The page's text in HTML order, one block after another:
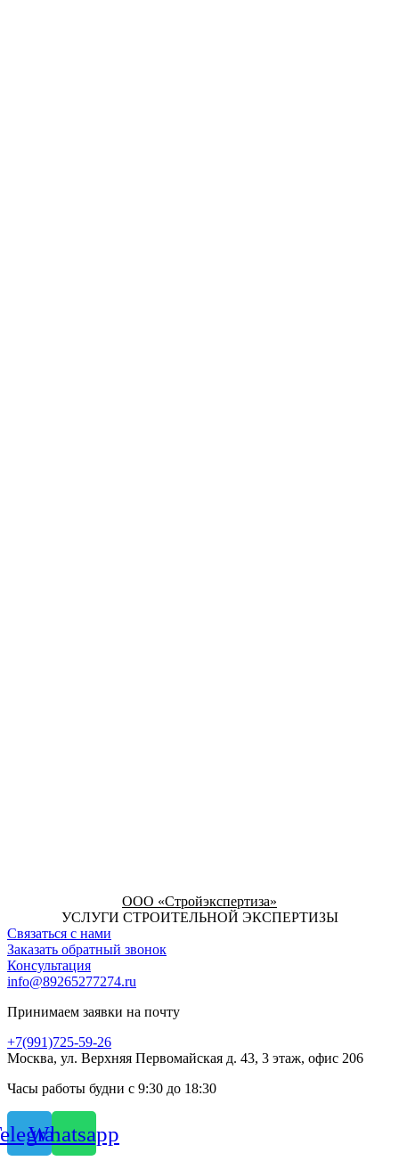
ООО «Стройэкспертиза»
УСЛУГИ СТРОИТЕЛЬНОЙ ЭКСПЕРТИЗЫ
Связаться с нами
Заказать обратный звонок
Консультация
info@89265277274.ru
Принимаем заявки на почту
+7(991)725-59-26
Москва, ул. Верхняя Первомайская д. 43, 3 этаж, офис 206
Часы работы будни с 9:30 до 18:30
Whatsapp